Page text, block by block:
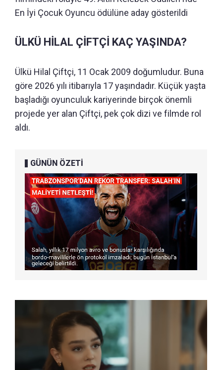
En İyi Çocuk Oyuncu ödülüne aday gösterildi
ÜLKÜ HİLAL ÇİFTÇİ KAÇ YAŞINDA?
Ülkü Hilal Çiftçi, 11 Ocak 2009 doğumludur. Buna
göre 2026 yılı itibarıyla 17 yaşındadır. Küçük yaşta
başladığı oyunculuk kariyerinde birçok önemli
projede yer alan Çiftçi, pek çok dizi ve filmde rol
aldı.
GÜNÜN ÖZETİ